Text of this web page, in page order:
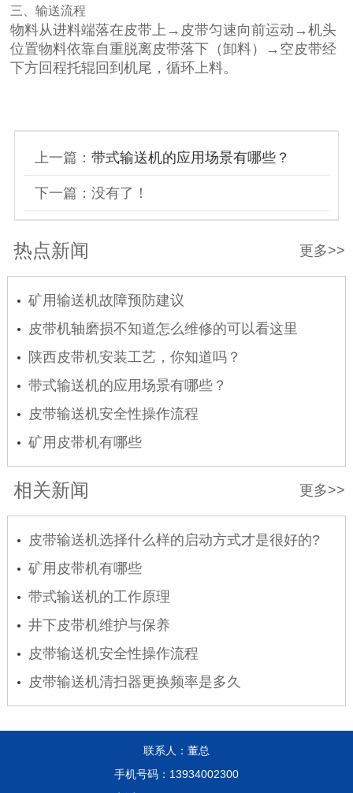
三、输送流程
物料从进料端落在皮带上→皮带匀速向前运动→机头
位置物料依靠自重脱离皮带落下（卸料）→空皮带经
下方回程托辊回到机尾，循环上料。
上一篇： 带式输送机的应用场景有哪些？
下一篇：没有了！
更多>>
热点新闻
矿用输送机故障预防建议
皮带机轴磨损不知道怎么维修的可以看这里
陕西皮带机安装工艺，你知道吗？
带式输送机的应用场景有哪些？
皮带输送机安全性操作流程
矿用皮带机有哪些
更多>>
相关新闻
皮带输送机选择什么样的启动方式才是很好的?
矿用皮带机有哪些
带式输送机的工作原理
井下皮带机维护与保养
皮带输送机安全性操作流程
皮带输送机清扫器更换频率是多久
联系人：董总
手机号码：13934002300